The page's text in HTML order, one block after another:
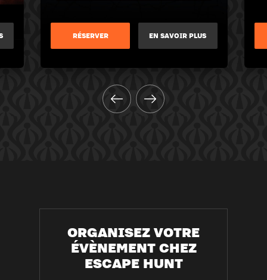
RÉSERVER EN SAVOIR PLUS
ORGANISEZ VOTRE
ÉVÈNEMENT CHEZ
ESCAPE HUNT